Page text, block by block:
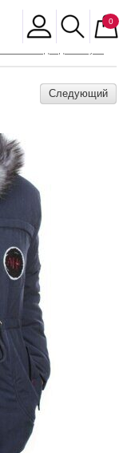
0
Следующий